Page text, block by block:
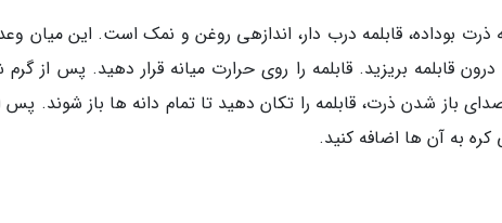
ذرت بوداده، قابلمه درب دار، اندازهی روغن و نمک است. این میان
قابلمه بریزید. قابلمه را روی حرارت میانه قرار دهید. پس از
باز شدن ذرت، قابلمه را تکان دهید تا تمام دانه ها باز شوند. پس
به آن ها اضافه کنید.